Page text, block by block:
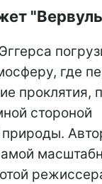
где
проклятия,
стороной
природы.